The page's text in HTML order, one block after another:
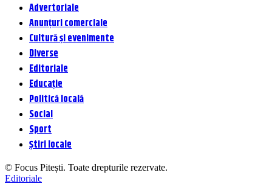
Advertoriale
Anunțuri comerciale
Cultură și evenimente
Diverse
Editoriale
Educație
Politică locală
Social
Sport
Știri locale
© Focus Pitești. Toate drepturile rezervate.
Editoriale